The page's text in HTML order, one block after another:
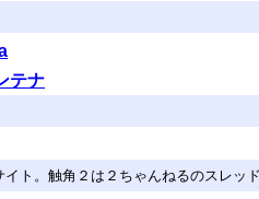
テナ
ト。触角２は２ちゃんねるのスレッド